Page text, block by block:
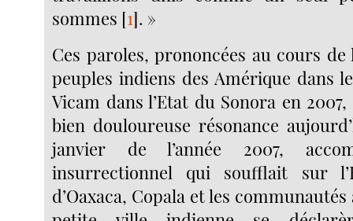
sommes [1]. »
Ces paroles, prononcées au cours
peuples indiens des Amérique dans
Vicam dans l’Etat du Sonora en
bien douloureuse résonance
janvier de l’année 2007,
insurrectionnel qui soufflait sur
d’Oaxaca, Copala et les